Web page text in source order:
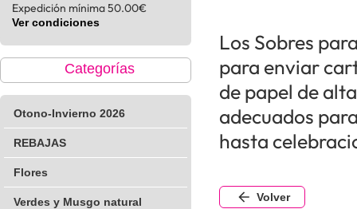
Expedición mínima 50.00€
Ver condiciones
Categorías
Otono-Invierno 2026
REBAJAS
Flores
Verdes y Musgo natural
Los Sobres
para enviar
de papel de
adecuados
hasta
Volver